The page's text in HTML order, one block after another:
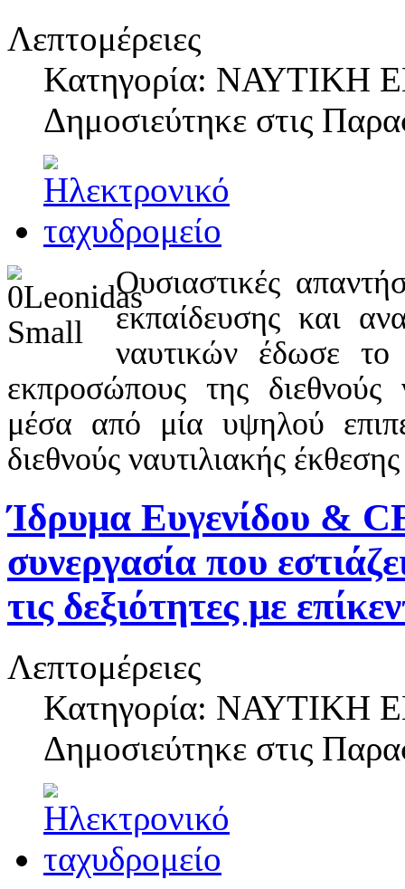
Λεπτομέρειες
Κατηγορία: ΝΑΥΤΙΚΗ
Δημοσιεύτηκε στις
Ουσιαστικές
εκπαίδευσης και
ναυτικών έδωσε
εκπροσώπους της διεθνούς
μέσα από μία υψηλού
διεθνούς ναυτιλιακής
Ίδρυμα Ευγενίδου &
συνεργασία που
τις δεξιότητες με
Λεπτομέρειες
Κατηγορία: ΝΑΥΤΙΚΗ
Δημοσιεύτηκε στις